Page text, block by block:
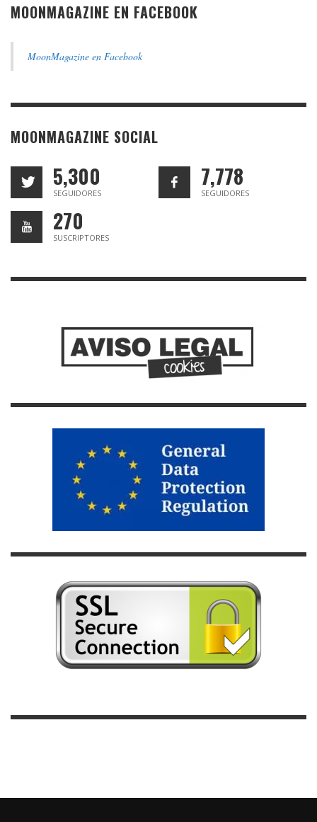
MOONMAGAZINE EN FACEBOOK
MoonMagazine en Facebook
MOONMAGAZINE SOCIAL
5,300
SEGUIDORES
7,778
SEGUIDORES
270
SUSCRIPTORES